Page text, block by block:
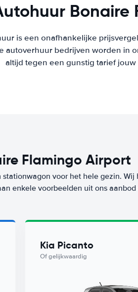
Bonaire
is een onafhankelijke
autoverhuur bedrijven worden in
altijd tegen een gunstig tarief
Flamingo Airport
voor het hele gezin. Wij
enkele voorbeelden uit ons
Kia Picanto
Of gelijkwaardig